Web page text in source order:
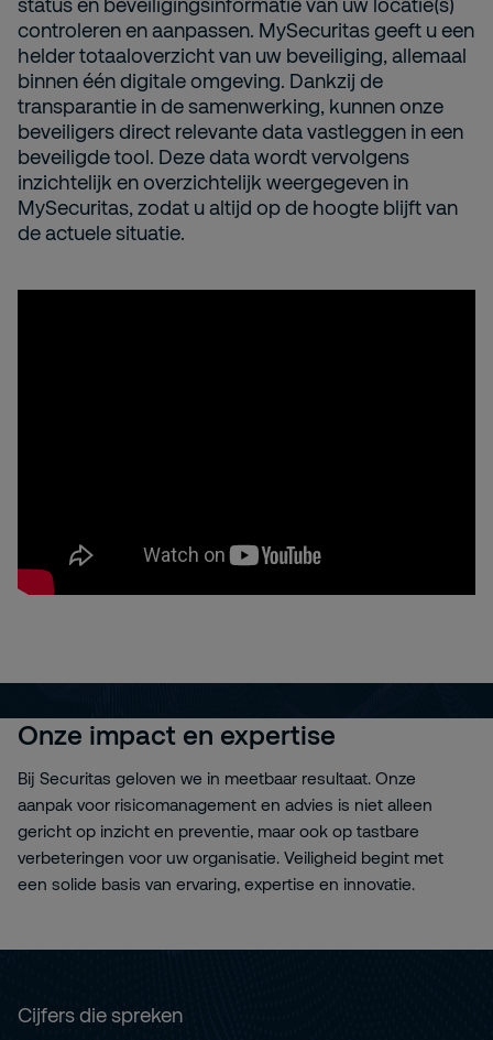
controleren en aanpassen. MySecuritas geeft u een
helder totaaloverzicht van uw beveiliging, allemaal
binnen één digitale omgeving. Dankzij de
transparantie in de samenwerking, kunnen onze
beveiligers direct relevante data vastleggen in een
beveiligde tool. Deze data wordt vervolgens
inzichtelijk en overzichtelijk weergegeven in
MySecuritas, zodat u altijd op de hoogte blijft van
de actuele situatie.
Onze impact en expertise
Bij Securitas geloven we in meetbaar resultaat. Onze
aanpak voor risicomanagement en advies is niet alleen
gericht op inzicht en preventie, maar ook op tastbare
verbeteringen voor uw organisatie. Veiligheid begint met
een solide basis van ervaring, expertise en innovatie.
Cijfers die spreken